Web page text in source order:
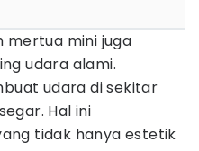
mertua mini juga
udara alami.
udara di sekitar
Hal ini
tidak hanya estetik